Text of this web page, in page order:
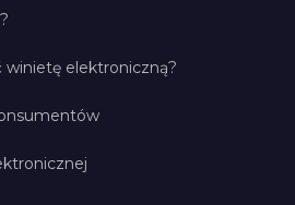
winietę elektroniczną?